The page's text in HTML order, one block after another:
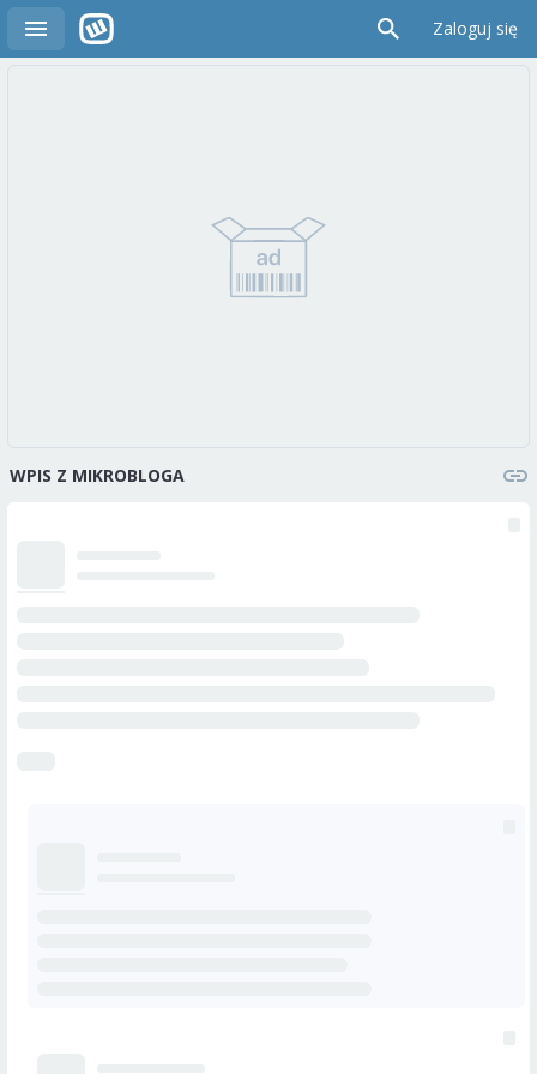
Zaloguj się
WPIS Z MIKROBLOGA